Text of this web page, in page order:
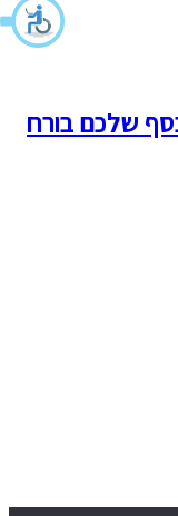
למה הכסף שלכם בורח